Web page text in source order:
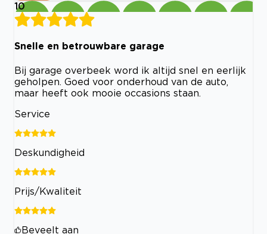
10
Snelle en betrouwbare garage
Bij garage overbeek word ik altijd snel en eerlijk
geholpen. Goed voor onderhoud van de auto,
maar heeft ook mooie occasions staan.
Service
Deskundigheid
Prijs/Kwaliteit
Beveelt aan